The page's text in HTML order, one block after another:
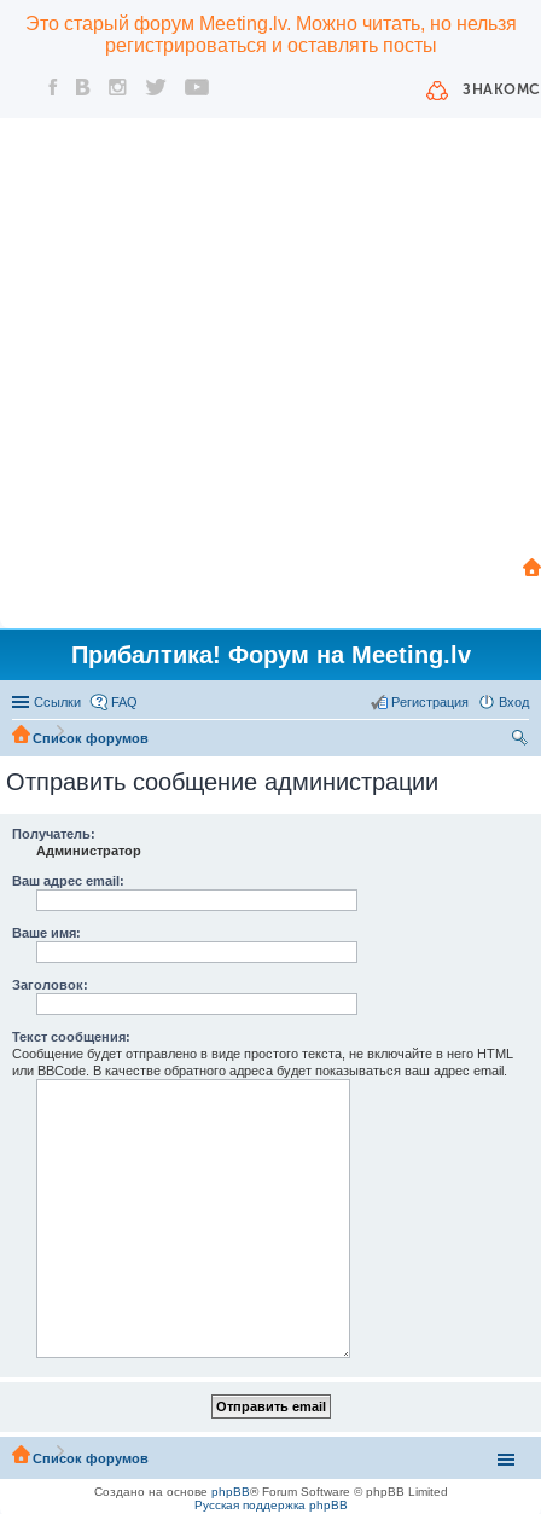
Это старый форум Meeting.lv. Можно читать, но нельзя
регистрироваться и оставлять посты
Прибалтика! Форум на Meeting.lv
Ссылки FAQ Вход
Регистрация
Список форумов
Отправить сообщение администрации
Получатель:
Администратор
Ваш адрес email:
Ваше имя:
Заголовок:
Текст сообщения:
Сообщение будет отправлено в виде простого текста, не включайте в него HTML
или BBCode. В качестве обратного адреса будет показываться ваш адрес email.
Список форумов
Создано на основе phpBB® Forum Software © phpBB Limited
Русская поддержка phpBB